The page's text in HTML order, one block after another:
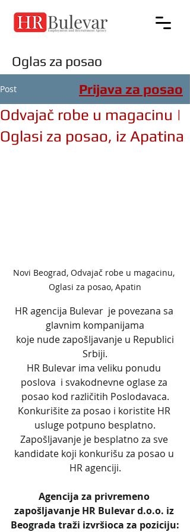
Oglas za posao
Post
Odvajač robe u magacinu |
Oglasi za posao, iz Apatina
Novi Beograd, Odvajač robe u magacinu,
Oglasi za posao, Apatin
HR agencija Bulevar  je povezana sa
glavnim kompanijama
Srbiji.
HR Bulevar ima veliku ponudu
poslova  i svakodnevne oglase za
posao kod različitih Poslodavaca.
Konkurišite za posao i koristite HR
usluge potpuno besplatno.
Zapošljavanje je besplatno za sve
kandidate koji konkurišu za posao u
HR agenciji.
Agencija za privremeno
zapošljavanje HR Bulevar d.o.o. iz
Beograda traži izvršioca za poziciju:
Prijava za posao